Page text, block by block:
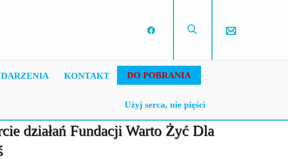
KONTAKT DO POBRANIA
Użyj serca, nie pięści
działań Fundacji Warto Żyć Dla